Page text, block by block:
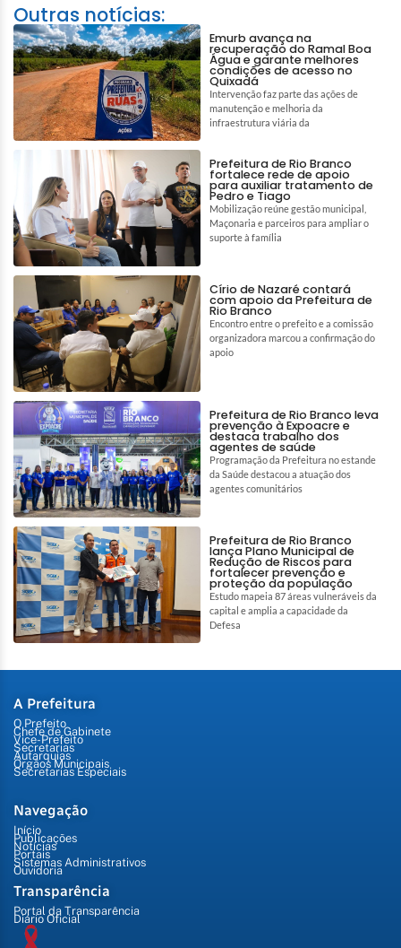
Outras notícias:
Emurb avança na
recuperação do Ramal Boa
Água e garante melhores
condições de acesso no
Quixadá
Intervenção faz parte das ações de
manutenção e melhoria da
infraestrutura viária da
Prefeitura de Rio Branco
fortalece rede de apoio
para auxiliar tratamento de
Pedro e Tiago
Mobilização reúne gestão municipal,
Maçonaria e parceiros para ampliar o
suporte à família
Círio de Nazaré contará
com apoio da Prefeitura de
Rio Branco
Encontro entre o prefeito e a comissão
organizadora marcou a confirmação do
apoio
Prefeitura de Rio Branco leva
prevenção à Expoacre e
destaca trabalho dos
agentes de saúde
Programação da Prefeitura no estande
da Saúde destacou a atuação dos
agentes comunitários
Prefeitura de Rio Branco
lança Plano Municipal de
Redução de Riscos para
fortalecer prevenção e
proteção da população
Estudo mapeia 87 áreas vulneráveis da
capital e amplia a capacidade da
Defesa
A Prefeitura
O Prefeito
Chefe de Gabinete
Vice-Prefeito
Secretarias
Autarquias
Órgãos Municipais
Secretarias Especiais
Navegação
Início
Publicações
Notícias
Portais
Sistemas Administrativos
Ouvidoria
Transparência
Portal da Transparência
Diário Oficial